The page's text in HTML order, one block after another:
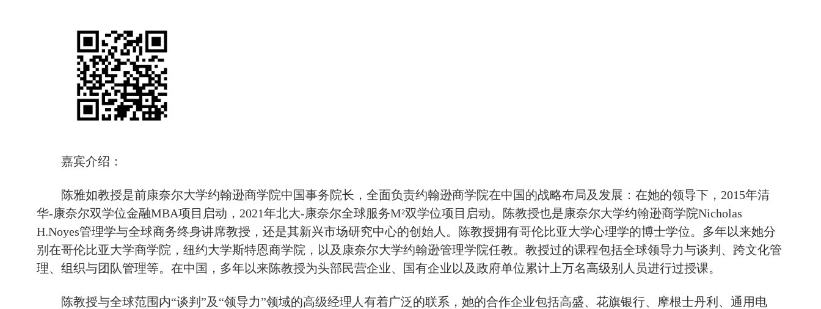
嘉宾介绍：
陈雅如教授是前康奈尔大学约翰逊商学院中国事务院长，全面负责约翰逊商学院在中国的战略布局及发展：在她的领导下，2015年清
华-康奈尔双学位金融MBA项目启动，2021年北大-康奈尔全球服务M²双学位项目启动。陈教授也是康奈尔大学约翰逊商学院Nicholas
H.Noyes管理学与全球商务终身讲席教授，还是其新兴市场研究中心的创始人。陈教授拥有哥伦比亚大学心理学的博士学位。多年以来她分
别在哥伦比亚大学商学院，纽约大学斯特恩商学院，以及康奈尔大学约翰逊管理学院任教。教授过的课程包括全球领导力与谈判、跨文化管
理、组织与团队管理等。在中国，多年以来陈教授为头部民营企业、国有企业以及政府单位累计上万名高级别人员进行过授课。
陈教授与全球范围内“谈判”及“领导力”领域的高级经理人有着广泛的联系，她的合作企业包括高盛、花旗银行、摩根士丹利、通用电